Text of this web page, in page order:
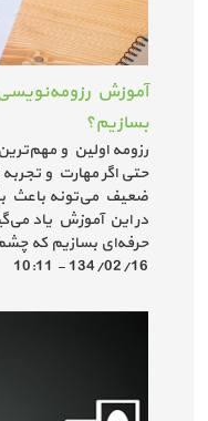
آموزش
بسازیم؟
رزومه اولین و
حتی اگر مهارت و
ضعیف می‌تونه باعث
در این آموزش یاد
حرفه‌ای بسازیم که چشم
134/02/16 - 10:11